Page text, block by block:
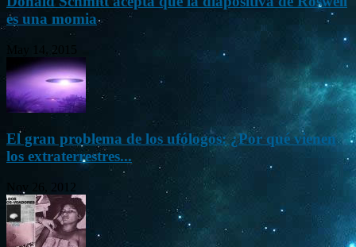
es una momia
May 14, 2015
El gran problema de los ufólogos: ¿Por qué vienen
los extraterrestres...
Nov 26, 2012